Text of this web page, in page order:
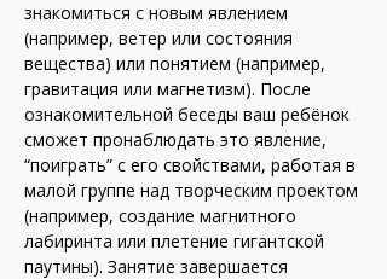
знакомиться с новым явлением
(например, ветер или состояния
вещества) или понятием (например,
гравитация или магнетизм). После
ознакомительной беседы ваш ребёнок
сможет пронаблюдать это явление,
“поиграть” с его свойствами, работая в
малой группе над творческим проектом
(например, создание магнитного
лабиринта или плетение гигантской
паутины). Занятие завершается